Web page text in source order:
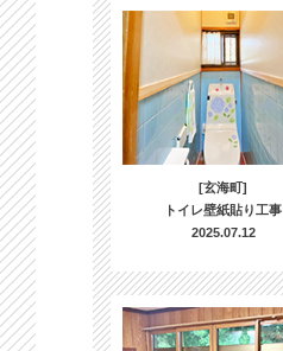
[玄海町]
トイレ壁紙貼り工事
2025.07.12